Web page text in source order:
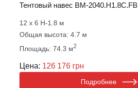
Тентовый навес ВM-2040.Н1.8С.FB
12 х 6 Н-1.8 м
Общая высота: 4.7 м
Площадь: 74.3 м2
Цена: 126 176 грн
Подробнее